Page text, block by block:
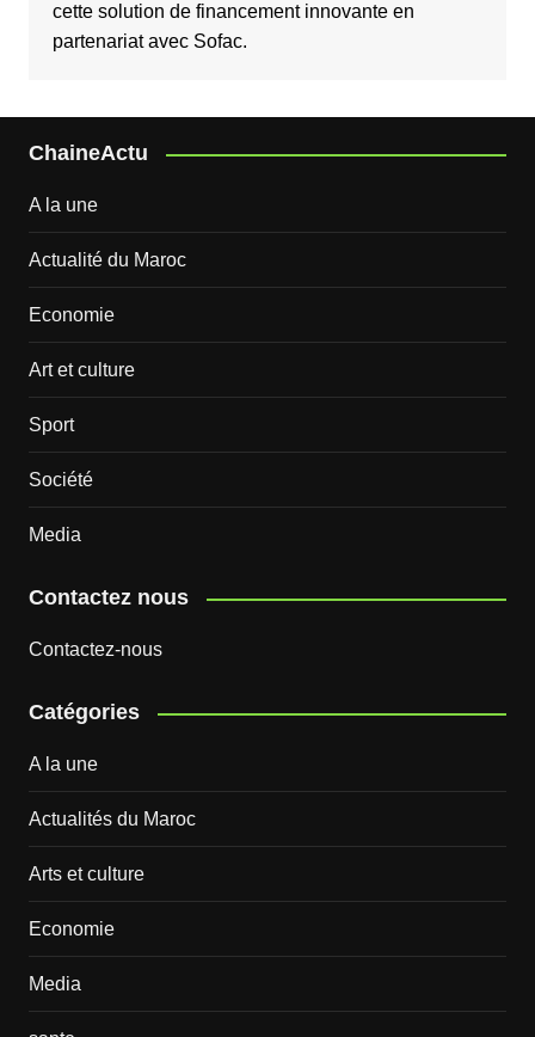
cette solution de financement innovante en
partenariat avec Sofac.
ChaineActu
A la une
Actualité du Maroc
Economie
Art et culture
Sport
Société
Media
Contactez nous
Contactez-nous
Catégories
A la une
Actualités du Maroc
Arts et culture
Economie
Media